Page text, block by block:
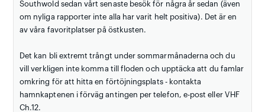
Southwold sedan vårt senaste besök för några år sedan (även
om nyliga rapporter inte alla har varit helt positiva). Det är en
av våra favoritplatser på östkusten.
Det kan bli extremt trångt under sommarmånaderna och du
vill verkligen inte komma till floden och upptäcka att du famlar
omkring för att hitta en förtöjningsplats - kontakta
hamnkaptenen i förväg antingen per telefon, e-post eller VHF
Ch.12.